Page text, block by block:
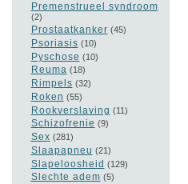
Premenstrueel syndroom
(2)
Prostaatkanker (45)
Psoriasis (10)
Pyschose (10)
Reuma (18)
Rimpels (32)
Roken (55)
Rookverslaving (11)
Schizofrenie (9)
Sex (281)
Slaapapneu (21)
Slapeloosheid (129)
Slechte adem (5)